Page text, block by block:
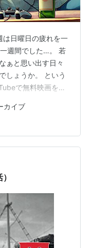
は日曜日の疲れを一
週間でした…。 若
ぁと思い出す日々
しょうか。 という
で無料映画を見
ったな！』そう思
んの無料映画ライ
でYouTubeにて無
しました。 これま
じで書こうと思い
カイブ